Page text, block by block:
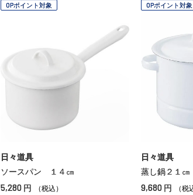
OPポイント対象
日々道具
ソースパン １４㎝
5,280 円 （税込）
OPポイント対象
日々道具
蒸し鍋２１㎝
9,680 円 （税